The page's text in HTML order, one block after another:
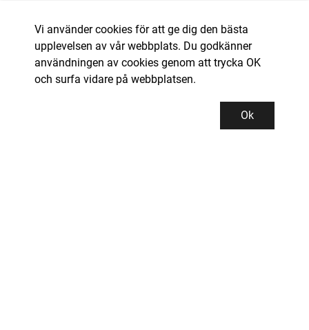
Vi använder cookies för att ge dig den bästa
upplevelsen av vår webbplats. Du godkänner
användningen av cookies genom att trycka OK
och surfa vidare på webbplatsen.
Ok